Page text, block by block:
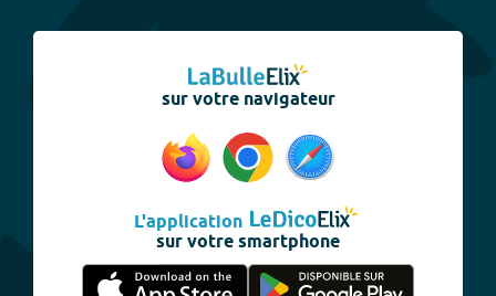
sur votre navigateur
L'application
sur votre smartphone